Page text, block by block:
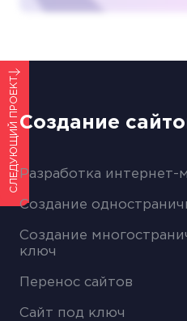
ПРЕДЫДУЩИЙ ПРОЕКТ
СЛЕДУЮЩИЙ ПРОЕКТСоздание
Разработка интернет-
Создание
Создание
ключ
Перенос сайтов
Сайт под ключ